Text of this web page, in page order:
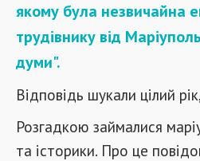
якому була незвичайна
трудівнику від
думи".
Відповідь шукали цілий
Розгадкою займалися
та історики. Про це